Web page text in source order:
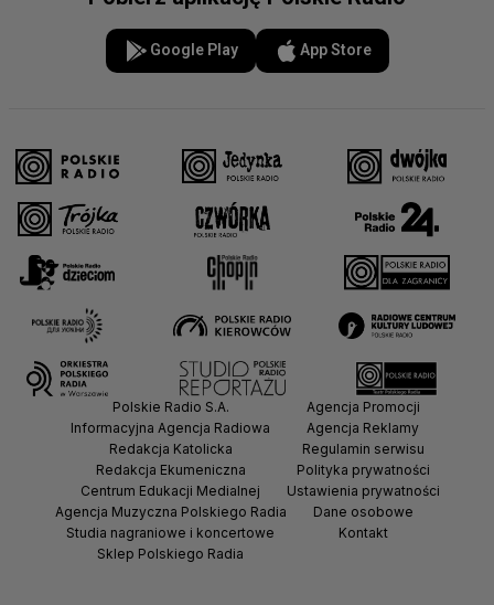
Google Play App Store
Polskie Radio S.A.
Informacyjna Agencja Radiowa
Redakcja Katolicka
Redakcja Ekumeniczna
Centrum Edukacji Medialnej
Agencja Muzyczna Polskiego Radia
Studia nagraniowe i koncertowe
Sklep Polskiego Radia
Agencja Promocji
Agencja Reklamy
Regulamin serwisu
Polityka prywatności
Ustawienia prywatności
Dane osobowe
Kontakt